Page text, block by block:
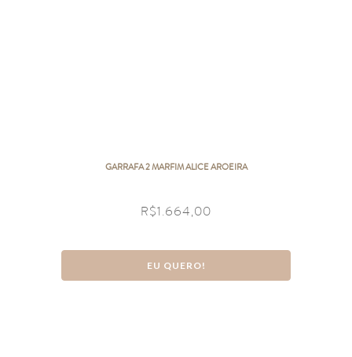
GARRAFA 2 MARFIM ALICE AROEIRA
R$1.664,00
EU QUERO!